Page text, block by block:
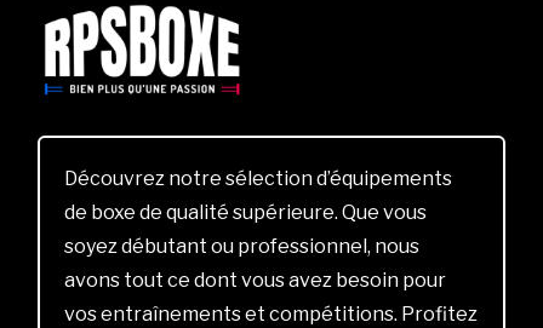
Découvrez notre sélection d’équipements
de boxe de qualité supérieure. Que vous
soyez débutant ou professionnel, nous
avons tout ce dont vous avez besoin pour
vos entraînements et compétitions. Profitez